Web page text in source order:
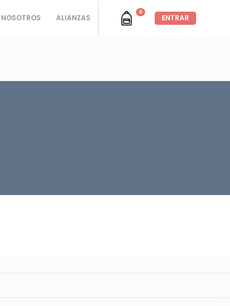
NOSOTROS ALIANZAS
0
ENTRAR